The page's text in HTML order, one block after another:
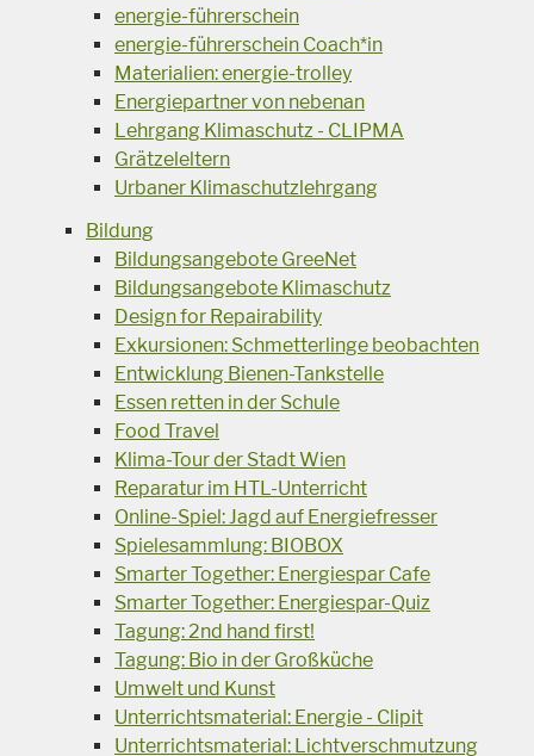
energie-führerschein
energie-führerschein Coach*in
Materialien: energie-trolley
Energiepartner von nebenan
Lehrgang Klimaschutz - CLIPMA
Grätzeleltern
Urbaner Klimaschutzlehrgang
Bildung
Bildungsangebote GreeNet
Bildungsangebote Klimaschutz
Design for Repairability
Exkursionen: Schmetterlinge beobachten
Entwicklung Bienen-Tankstelle
Essen retten in der Schule
Food Travel
Klima-Tour der Stadt Wien
Reparatur im HTL-Unterricht
Online-Spiel: Jagd auf Energiefresser
Spielesammlung: BIOBOX
Smarter Together: Energiespar Cafe
Smarter Together: Energiespar-Quiz
Tagung: 2nd hand first!
Tagung: Bio in der Großküche
Umwelt und Kunst
Unterrichtsmaterial: Energie - Clipit
Unterrichtsmaterial: Lichtverschmutzung